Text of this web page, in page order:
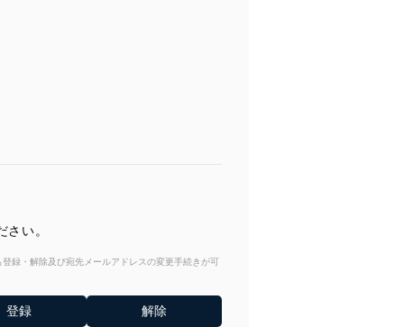
い。
録・解除及び宛先メールアドレスの変更手続きが可